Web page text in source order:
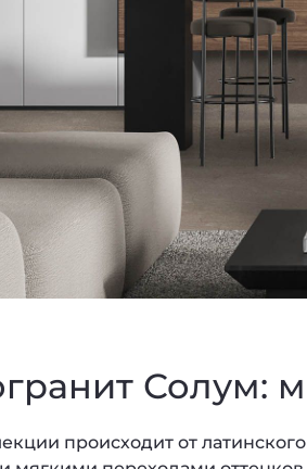
Солум:
происходит от